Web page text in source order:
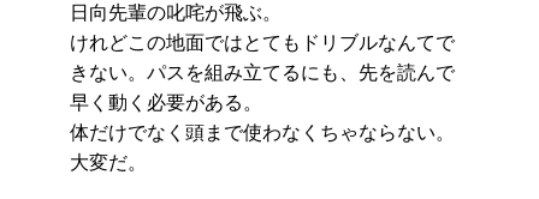
日向先輩の叱咤が飛ぶ。
けれどこの地面ではとてもドリブルなんてで
きない。パスを組み立てるにも、先を読んで
早く動く必要がある。
体だけでなく頭まで使わなくちゃならない。
大変だ。